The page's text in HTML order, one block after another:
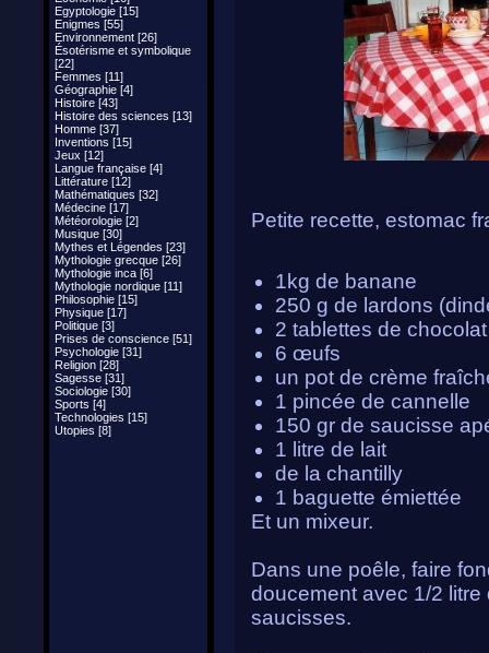
Egyptologie [15]
Enigmes [55]
Environnement [26]
Ésotérisme et symbolique
[22]
Femmes [11]
Géographie [4]
Histoire [43]
Histoire des sciences [13]
Homme [37]
Inventions [15]
Jeux [12]
Langue française [4]
Littérature [12]
Mathématiques [32]
Médecine [17]
Météorologie [2]
Musique [30]
Mythes et Légendes [23]
Mythologie grecque [26]
Mythologie inca [6]
Mythologie nordique [11]
Philosophie [15]
Physique [17]
Politique [3]
Prises de conscience [51]
Psychologie [31]
Religion [28]
Sagesse [31]
Sociologie [30]
Sports [4]
Technologies [15]
Utopies [8]
Petite recette, estomac
1kg de banane
250 g de lardons
2 tablettes de
6 œufs
un pot de crème
1 pincée de cannelle
150 gr de saucisse
1 litre de lait
de la chantilly
1 baguette émiettée
Et un mixeur.
Dans une poêle, faire
doucement avec 1/2
saucisses.